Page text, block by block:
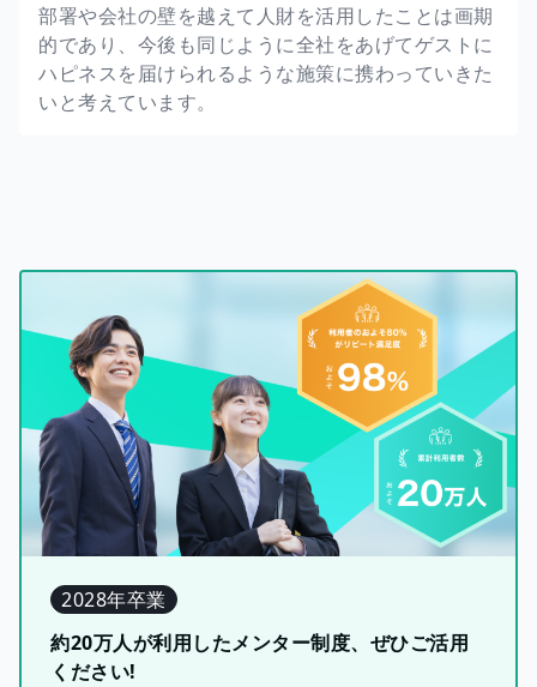
部署や会社の壁を越えて人財を活用したことは画期
的であり、今後も同じように全社をあげてゲストに
ハピネスを届けられるような施策に携わっていきた
いと考えています。
2028年卒業
約20万人が利用したメンター制度、ぜひご活用
ください!